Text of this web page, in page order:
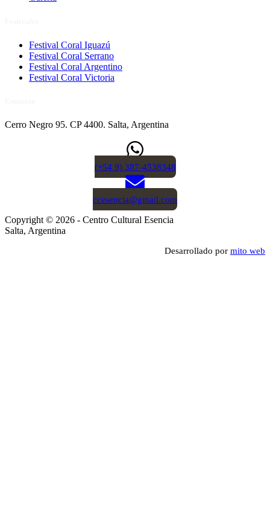
Festival Coral Iguazú
Festival Coral Serrano
Festival Coral Argentino
Festival Coral Victoria
Cerro Negro 95. CP 4400. Salta, Argentina
(+54 9) 387-4538348
ccesencia@gmail.com
Copyright © 2026 - Centro Cultural Esencia
Salta, Argentina
Desarrollado por mito web